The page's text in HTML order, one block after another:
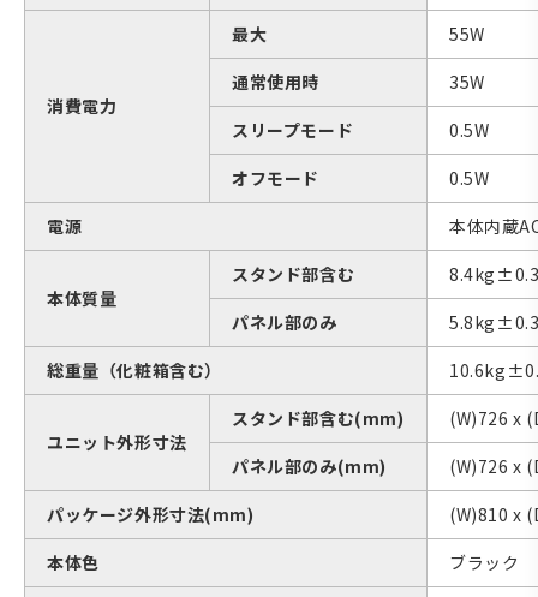
消費電力
最大
55W
通常使用時
35W
スリープモード
0.5W
オフモード
0.5W
電源
本体内蔵
本体質量
スタンド部含む
パネル部のみ
総重量（化粧箱含む）
ユニット外形寸法
スタンド部含む(mm)
(W)726 x
パネル部のみ(mm)
(W)726 x
パッケージ外形寸法(mm)
(W)810 x
本体色
ブラック